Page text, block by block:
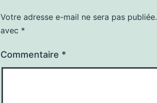
Votre adresse e-mail ne sera pas publiée.
avec *
Commentaire *